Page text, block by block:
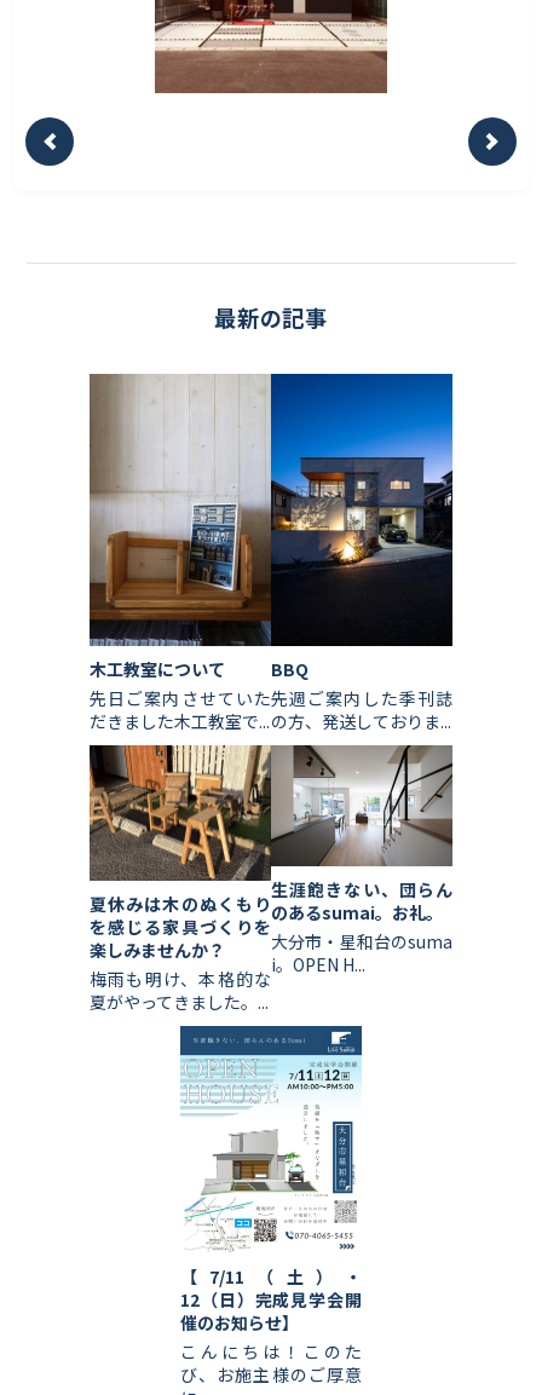
最新の記事
木工教室について
先日ご案内させていた
だきました木工教室で...
BBQ
先週ご案内した季刊誌
の方、発送しておりま...
夏休みは木のぬくもり
を感じる家具づくりを
楽しみませんか？
梅雨も明け、本格的な
夏がやってきました。...
生涯飽きない、団らん
のあるsumai。お礼。
大分市・星和台のsuma
i。OPEN H...
【7/11（土）・
12（日）完成見学会開
催のお知らせ】
こんにちは！このた
び、お施主様のご厚意